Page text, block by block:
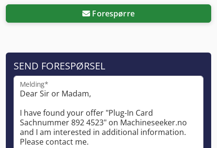
Forespørre
SEND FORESPØRSEL
Melding*